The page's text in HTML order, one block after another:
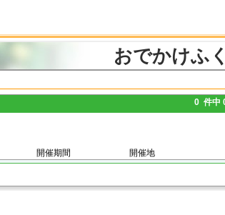
おでかけふ
0 件中
開催期間 開催地